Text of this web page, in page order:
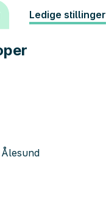
Ledige stillinger